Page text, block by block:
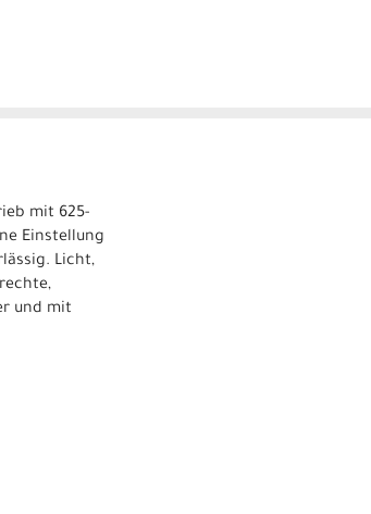
mit 625-
Einstellung
Licht,
und mit